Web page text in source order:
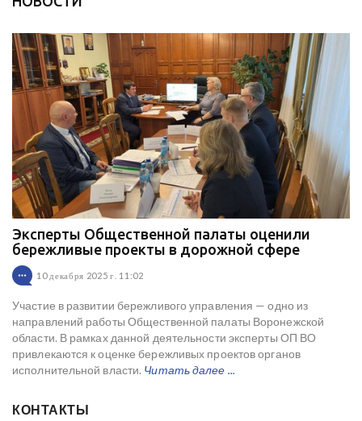
Эксперты Общественной палаты оценили
бережливые проекты в дорожной сфере
10 декабря 2025 г. 11:02
Участие в развитии бережливого управления — одно из
направлений работы Общественной палаты Воронежской
области. В рамках данной деятельности эксперты ОП ВО
привлекаются к оценке бережливых проектов органов
исполнительной власти. Читать далее ...
КОНТАКТЫ